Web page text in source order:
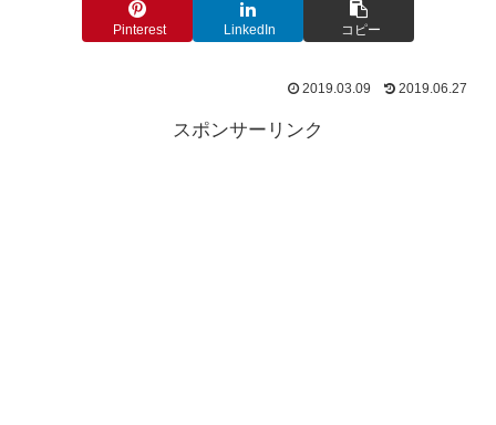
Pinterest LinkedIn コピー
2019.03.09 2019.06.27
スポンサーリンク